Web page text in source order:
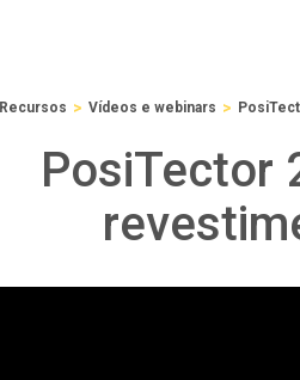
Recursos > Vídeos e webinars >
PosiTector